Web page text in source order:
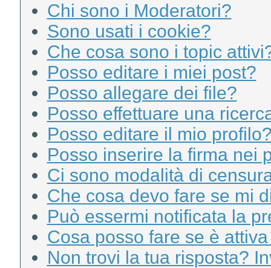
Chi sono i Moderatori?
Sono usati i cookie?
Che cosa sono i topic
Posso editare i miei post?
Posso allegare dei file?
Posso effettuare una
Posso editare il mio
Posso inserire la firma nei
Ci sono modalità di
Che cosa devo fare se mi
Può essermi notificata la
Cosa posso fare se è
Non trovi la tua risposta?